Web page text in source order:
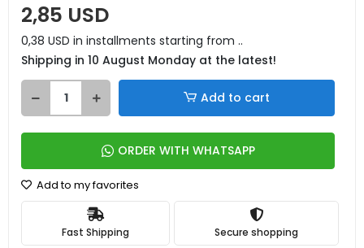
2,85 USD
0,38 USD in installments starting from ..
Shipping in 10 August Monday at the latest!
Add to cart
ORDER WITH WHATSAPP
Add to my favorites
Fast Shipping Secure shopping